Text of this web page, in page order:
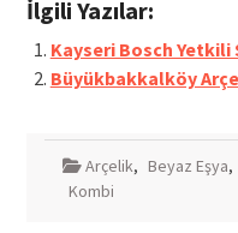
İlgili Yazılar:
Kayseri Bosch Yetkili
Büyükbakkalköy
Arçelik, Beyaz Eşya,
Kombi